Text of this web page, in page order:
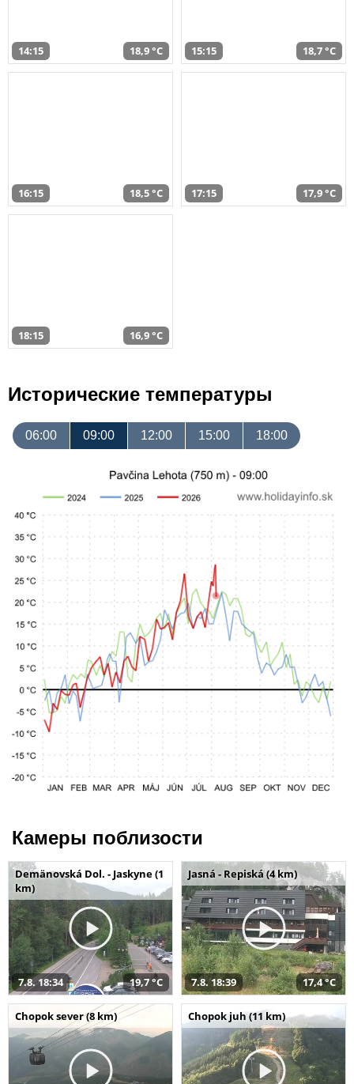
14:15 18,9 °C 15:15 18,7 °C
16:15 18,5 °C 17:15 17,9 °C
18:15 16,9 °C
Исторические температуры
06:00 09:00 12:00 15:00 18:00
Камеры поблизости
Demänovská Dol. - Jaskyne (1
km)
7.8. 18:34 19,7 °C
Jasná - Repiská (4 km)
7.8. 18:39 17,4 °C
Chopok sever (8 km) Chopok juh (11 km)